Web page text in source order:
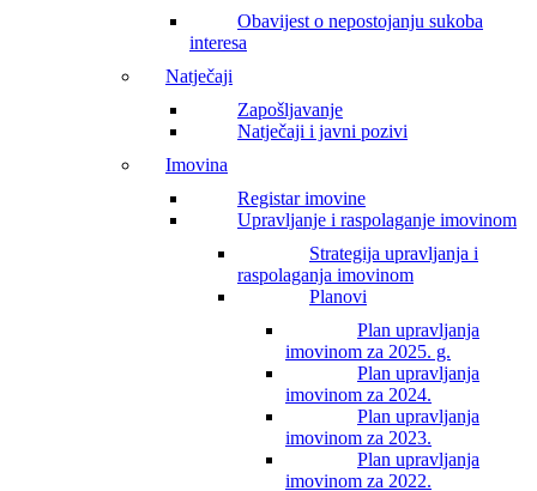
Obavijest o nepostojanju sukoba
interesa
Natječaji
Zapošljavanje
Natječaji i javni pozivi
Imovina
Registar imovine
Upravljanje i raspolaganje imovinom
Strategija upravljanja i
raspolaganja imovinom
Planovi
Plan upravljanja
imovinom za 2025. g.
Plan upravljanja
imovinom za 2024.
Plan upravljanja
imovinom za 2023.
Plan upravljanja
imovinom za 2022.